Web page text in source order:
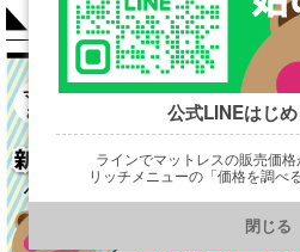
COLUMN
公式LINEはじめ
ラインでマットレスの販売価格
リッチメニューの「価格を調
https://line.me/R/ti/
閉じる